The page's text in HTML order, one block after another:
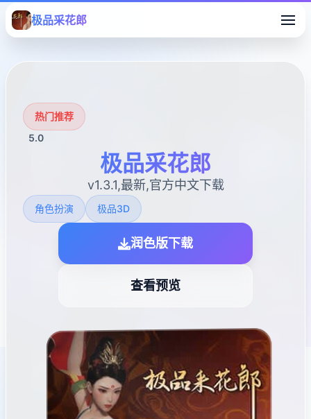
极品采花郎
热门推荐
5.0
极品采花郎
v1.3.1,最新,官方中文下载
角色扮演 极品3D
润色版下载
查看预览